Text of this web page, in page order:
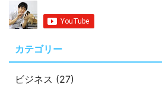
カテゴリー
ビジネス (27)